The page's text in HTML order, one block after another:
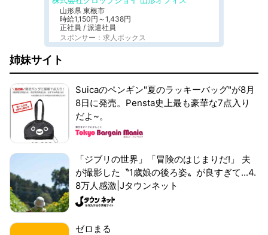
山形県 東根市
時給1,150円～1,438円
正社員 / 派遣社員
スポンサー：求人ボックス
姉妹サイト
Suicaのペンギン"夏のラッキーバッグ"が8月
8日に発売。Pensta史上最も豪華な7点入り
だよ~。
「ジブリの世界」「冒険のはじまりだ!」 夫
が撮影した〝1歳娘の後ろ姿〟が良すぎて...4.
8万人感激|Jタウンネット
ゼロまる